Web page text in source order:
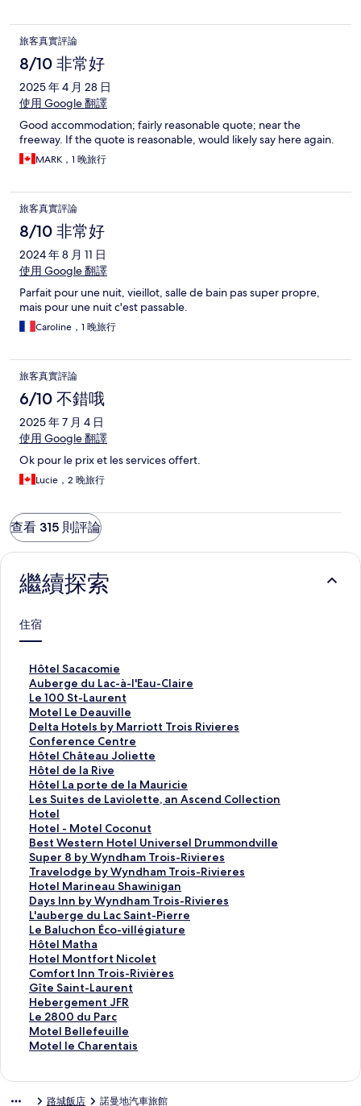
旅客真實評論
8/10 非常好
2025 年 4 月 28 日
使用 Google 翻譯
Good accommodation; fairly reasonable quote; near the
freeway. If the quote is reasonable, would likely say here again.
MARK，1 晚旅行
旅客真實評論
8/10 非常好
2024 年 8 月 11 日
使用 Google 翻譯
Parfait pour une nuit, vieillot, salle de bain pas super propre,
mais pour une nuit c'est passable.
Caroline，1 晚旅行
旅客真實評論
6/10 不錯哦
2025 年 7 月 4 日
使用 Google 翻譯
Ok pour le prix et les services offert.
Lucie，2 晚旅行
查看 315 則評論
繼續探索
住宿
Hôtel Sacacomie
H
ô
t
e
l
S
a
c
a
c
o
m
i
e
的
連
結
Auberge du Lac-à-l'Eau-Claire
A
u
b
e
r
g
e
d
u
L
a
c
-
à
-
l
'
E
a
u
-
C
l
a
i
r
結
Le 100 St-Laurent
L
e
1
0
0
S
t
-
L
a
u
r
e
n
t
的
連
結
Motel Le Deauville
M
o
t
e
l
L
e
D
e
a
u
v
i
l
l
e
的
連
結
Delta Hotels by Marriott Trois Rivieres
Conference Centre
D
e
l
t
a
H
o
t
e
l
s
b
y
M
a
r
r
i
o
t
t
T
r
Hôtel Château Joliette
H
ô
t
e
l
C
h
â
t
e
a
u
J
o
l
i
e
t
t
e
的
Hôtel de la Rive
H
ô
t
e
l
d
e
l
a
R
i
v
e
的
連
結
Hôtel La porte de la Mauricie
H
ô
t
e
l
L
a
p
o
r
t
e
d
e
l
a
M
a
u
Les Suites de Laviolette, an Ascend Collection
Hotel
L
e
s
S
u
i
t
e
s
d
e
L
a
v
i
o
l
e
Hotel - Motel Coconut
H
o
t
e
l
-
M
o
t
e
l
C
o
c
o
n
連
Best Western Hotel Universel Drummondville
B
e
s
t
W
e
s
t
e
r
n
H
o
t
e
Super 8 by Wyndham Trois-Rivieres
S
u
p
e
r
8
b
y
W
y
n
d
h
a
Travelodge by Wyndham Trois-Rivieres
T
r
a
v
e
l
o
d
g
e
b
y
W
Hotel Marineau Shawinigan
H
o
t
e
l
M
a
r
i
n
e
a
Days Inn by Wyndham Trois-Rivieres
D
a
y
s
I
n
n
b
y
W
y
L'auberge du Lac Saint-Pierre
L
'
a
u
b
e
r
g
e
d
Le Baluchon Éco-villégiature
L
e
B
a
l
u
c
h
o
Hôtel Matha
H
ô
t
e
l
M
a
t
連
Hotel Montfort Nicolet
H
o
t
e
l
M
o
Comfort Inn Trois-Rivières
C
o
m
f
o
r
Gîte Saint-Laurent
G
î
t
e
S
Hebergement JFR
H
e
b
e
m
Le 2800 du Parc
L
e
2
Motel Bellefeuille
M
o
Motel le Charentais
M
路城飯店 諾曼地汽車旅館